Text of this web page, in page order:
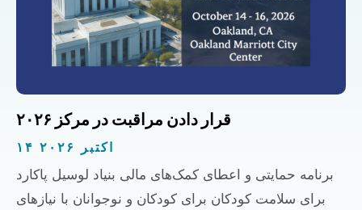
قرار دادن مراقبت در مرکز ۲۰۲۶
۱۴ اکتبر ۲۰۲۶
برنامه حمایتی و اعطای کمک‌های مالی بنیاد لوسیل پاکارد
برای سلامت کودکان برای کودکان و نوجوانان با نیازهای